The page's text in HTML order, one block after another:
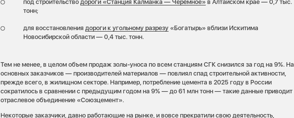
под строительство дороги «Станция Калманка — Черёмное»в Алтайском крае — 0,7 тыс.
тонн;
для восстановления дороги к угольному разрезу«Богатырь» вблизи Искитима
Новосибирской области — 0,4 тыс. тонн.
Тем не менее, в целом объем продаж золы-уноса по всем станциям СГК снизился за год на 9%. На
основных заказчиков — производителей материалов — повлиял спад строительной активности,
прежде всего, в жилищном секторе. Например, потребление цемента в 2025 году в России
сократилось в сравнении с предыдущим годом на 9% — до 61 млн тонн — такие данные приводит
отраслевое объединение «Союзцемент».
Некоторые заказчики, давно работающие на рынке, и вовсе прекратили свою деятельность,